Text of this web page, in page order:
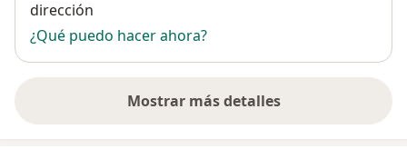
dirección
¿Qué puedo hacer ahora?
Mostrar más detalles
sobre la dirección